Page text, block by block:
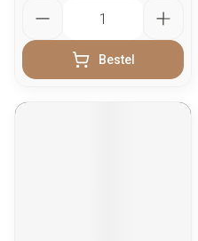
Bestel